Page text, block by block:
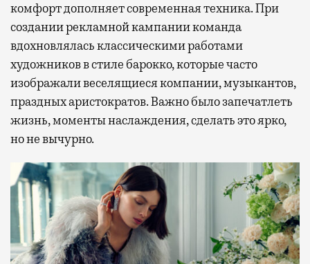
комфорт дополняет современная техника. При
создании рекламной кампании команда
вдохновлялась классическими работами
художников в стиле барокко, которые часто
изображали веселящиеся компании, музыкантов,
праздных аристократов. Важно было запечатлеть
жизнь, моменты наслаждения, сделать это ярко,
но не вычурно.